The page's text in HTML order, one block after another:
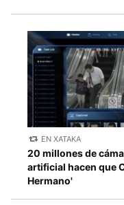
EN XATAKA
20 millones de
artificial hacen que
Hermano'